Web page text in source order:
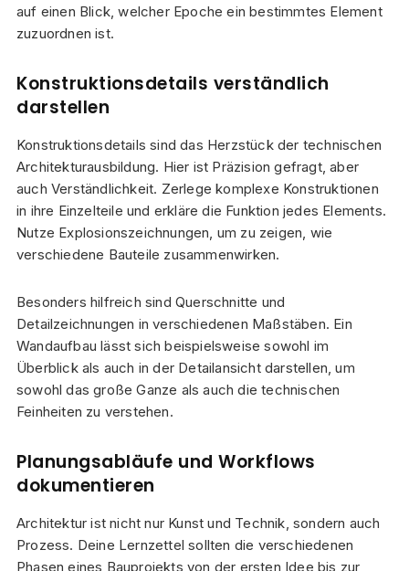
auf einen Blick, welcher Epoche ein bestimmtes Element
zuzuordnen ist.
Konstruktionsdetails verständlich
darstellen
Konstruktionsdetails sind das Herzstück der technischen
Architekturausbildung. Hier ist Präzision gefragt, aber
auch Verständlichkeit. Zerlege komplexe Konstruktionen
in ihre Einzelteile und erkläre die Funktion jedes Elements.
Nutze Explosionszeichnungen, um zu zeigen, wie
verschiedene Bauteile zusammenwirken.
Besonders hilfreich sind Querschnitte und
Detailzeichnungen in verschiedenen Maßstäben. Ein
Wandaufbau lässt sich beispielsweise sowohl im
Überblick als auch in der Detailansicht darstellen, um
sowohl das große Ganze als auch die technischen
Feinheiten zu verstehen.
Planungsabläufe und Workflows
dokumentieren
Architektur ist nicht nur Kunst und Technik, sondern auch
Prozess. Deine Lernzettel sollten die verschiedenen
Phasen eines Bauprojekts von der ersten Idee bis zur